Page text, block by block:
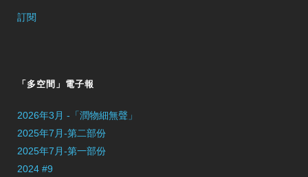
訂閱
「多空間」電子報
2026年3月 -「潤物細無聲」
2025年7月-第二部份
2025年7月-第一部份
2024 #9